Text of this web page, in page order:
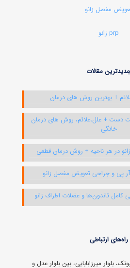
مفصل زانو
prp زانو
مقالات
+ بهترین روش های درمان
دست + علل،علائم، روش های درمان
خانگی
در هر ناحیه + روش درمان قطعی
پی و جراحی تعویض مفصل زانو
کامل تاندون‌ها و عضلات اطراف زانو
راه‌های ارتباطی
بلوار میرزابابایی، بین بلوار عدل و